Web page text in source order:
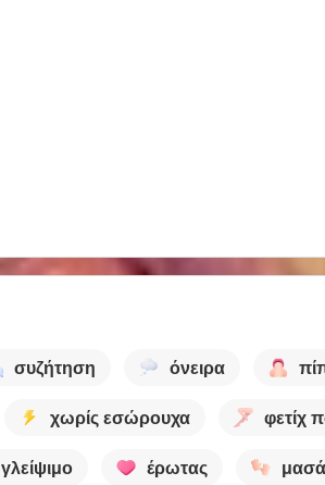
συζήτηση όνειρα
χωρίς εσώρουχα φετίχ
γλείψιμο έρωτας